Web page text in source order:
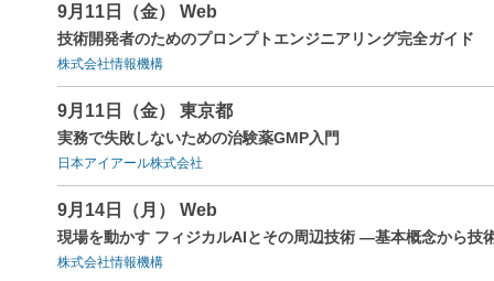
9月11日（金） Web
技術開発者のためのプロンプトエンジニアリング完全ガイド
株式会社情報機構
9月11日（金） 東京都
実務で失敗しないための治験薬GMP入門
日本アイアール株式会社
9月14日（月） Web
現場を動かす フィジカルAIとその周辺技術 ―基本概念から技
株式会社情報機構